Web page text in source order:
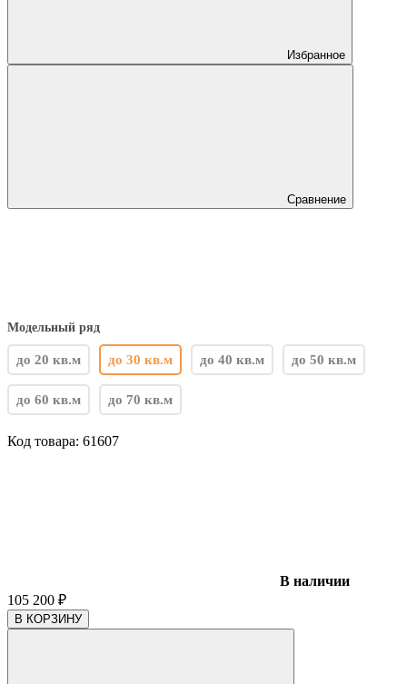
Избранное
Сравнение
Модельный ряд
до 20 кв.м до 30 кв.м до 40 кв.м до 50 кв.м
до 60 кв.м до 70 кв.м
Код товара: 61607
В наличии
105 200 ₽
В КОРЗИНУ